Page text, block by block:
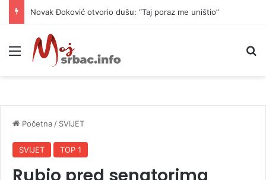
Novak Đoković otvorio dušu: “Taj poraz me uništio”
Meni
Početna / SVIJET
SVIJET TOP 1